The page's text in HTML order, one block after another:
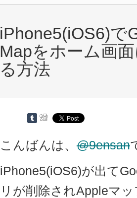
iPhone5(iOS6)で
Mapをホーム画
る方法
こんばんは、 @9ensan
iPhone5(iOS6)が出て
リが削除されAppleマ